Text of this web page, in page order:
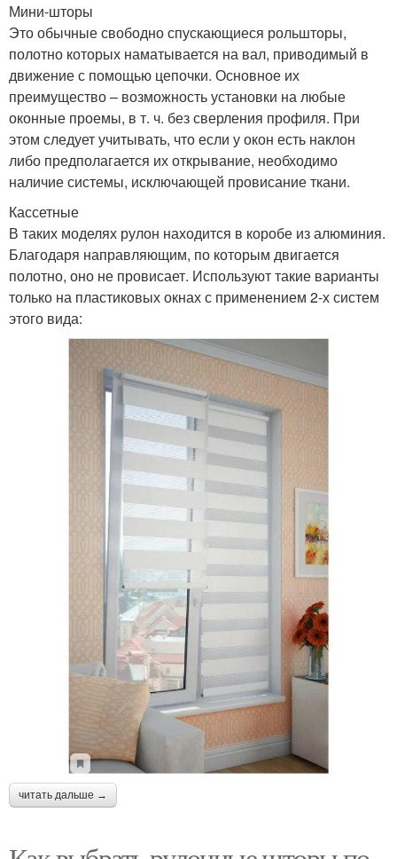
Мини-шторы
Это обычные свободно спускающиеся рольшторы,
полотно которых наматывается на вал, приводимый в
движение с помощью цепочки. Основное их
преимущество – возможность установки на любые
оконные проемы, в т. ч. без сверления профиля. При
этом следует учитывать, что если у окон есть наклон
либо предполагается их открывание, необходимо
наличие системы, исключающей провисание ткани.
Кассетные
В таких моделях рулон находится в коробе из алюминия.
Благодаря направляющим, по которым двигается
полотно, оно не провисает. Используют такие варианты
только на пластиковых окнах с применением 2-х систем
этого вида:
читать дальше →